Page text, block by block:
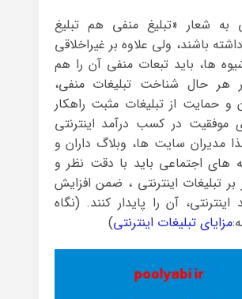
به شعار «تبلیغ منفی هم تبلیغ
باشند، ولی علاوه بر غیراخلاقی
ها، باید تبعات منفی آن را هم
هر حال شناخت تبلیغات منفی،
و حمایت از تبلیغات مثبت راهکار
موفقیت در کسب درآمد اینترنتی
مدیران سایت ها، وبلاگ داران و
های اجتماعی باید با دقت نظر و
بر تبلیغات اینترنتی ، ضمن افزایش
آن را پایدار کنند. (نگاه
مزایای تبلیغات اینترنتی)